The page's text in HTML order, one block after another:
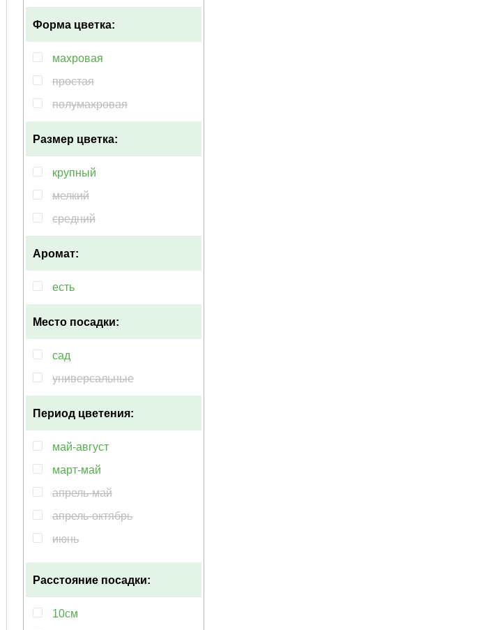
голубой
жёлтый
фиолетовый
Форма цветка:
махровая
простая
полумахровая
Размер цветка:
крупный
мелкий
средний
Аромат:
есть
Место посадки:
сад
универсальные
Период цветения:
май-август
март-май
апрель-май
апрель-октябрь
июнь
май-сентябрь
март-октябрь
Расстояние посадки:
10см